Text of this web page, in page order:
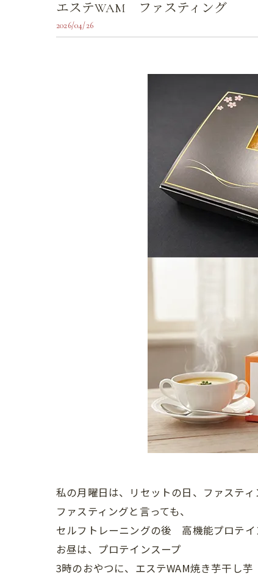
エステWAM ファスティング
2026/04/26
私の月曜日は、リセットの日、ファスティ
ファスティングと言っても、
セルフトレーニングの後 高機能プロテ
お昼は、プロテインスープ
3時のおやつに、エステWAM焼き芋干し